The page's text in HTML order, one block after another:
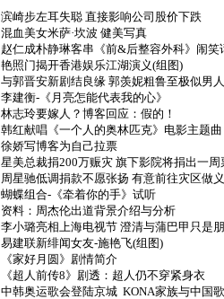
滨崎步左耳失聪 直接影响公司股价下跌
混血美女米萨·坎波 健美写真
赵仁成朴静琳客串《前&后整容外科》闹笑
艳照门揭开香港娱乐江湖演义(组图)
与郭晋安新剧结良缘 郭羡妮粗鲁至极似男
李建衡-《月亮怎能代表我的心》
林志玲要嫁人？博客回应：假的！
韩红献唱《一个人的奥林匹克》电影主题曲
徐娇写博客为自己拉票
星美总裁捐200万赈灾 旗下影院将捐出一周
周星驰低调捐款不愿张扬 有意前往灾区做
蝴蝶组合-《牵着你的手》试听
资料：周杰伦出道背景介绍与分析
李小璐亮相上海电视节 澄清与蒲巴甲只是
易建联新绯闻女友-施艳飞(组图)
《家好月圆》剧情简介
《超人前传8》剧透：超人仍不穿紧身衣
中韩奥运歌会登陆京城 KONA家族与中国